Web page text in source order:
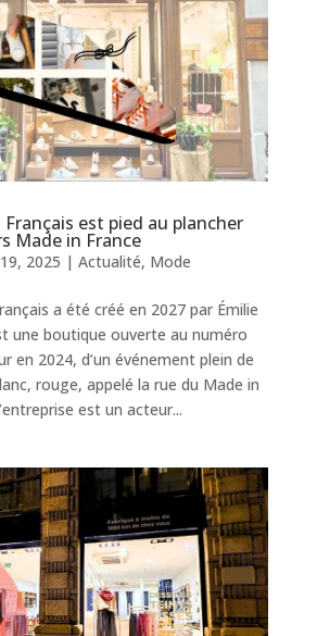
Français est pied au plancher
Made in France
2025 | Actualité, Mode
a été créé en 2027 par Émilie
une boutique ouverte au numéro
en 2024, d’un événement plein de
rouge, appelé la rue du Made in
est un acteur...